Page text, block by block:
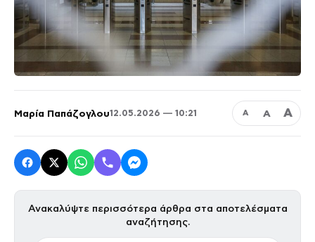
Μαρία Παπάζογλου12.05.2026 — 10:21 Α Α Α
Ανακαλύψτε περισσότερα άρθρα στα αποτελέσματα
αναζήτησης.